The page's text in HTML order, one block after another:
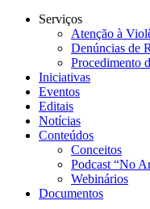
Serviços
Atenção à
Denúncias de
Procedimento
Iniciativas
Eventos
Editais
Notícias
Conteúdos
Conceitos
Podcast “No
Webinários
Documentos